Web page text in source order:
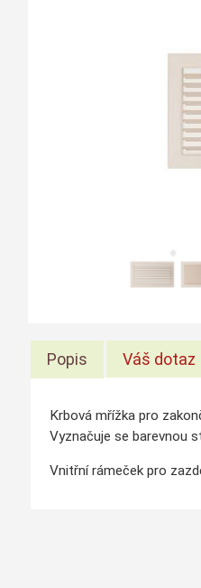
Popis Váš dotaz
Krbová mřížka pro
Vyznačuje se barevnou
Vnitřní rámeček pro